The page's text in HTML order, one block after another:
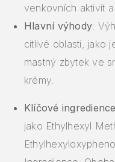
venkovních aktivit
Hlavní výhody:
citlivé oblasti, jako
mastný zbytek ve
krémy.
Klíčové ingredience
jako Ethylhexyl